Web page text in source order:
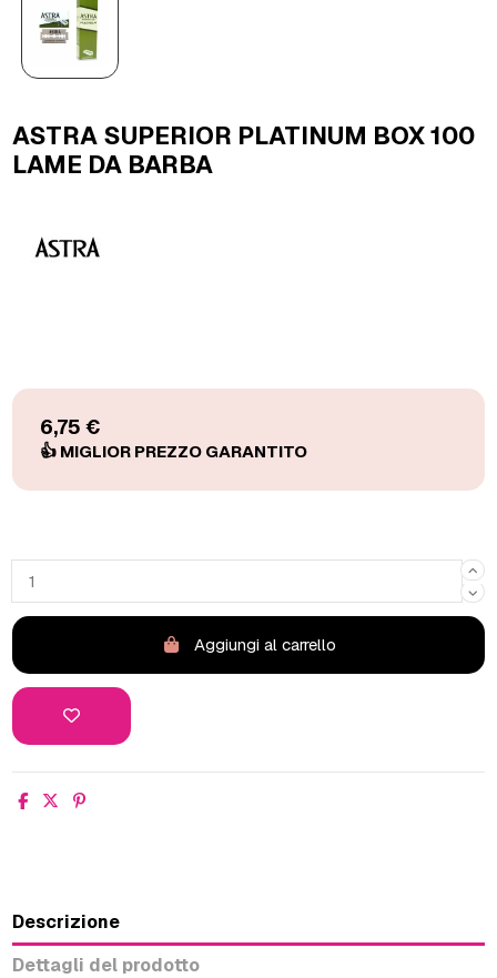
ASTRA SUPERIOR PLATINUM BOX 100
LAME DA BARBA
6,75 €
Aggiungi al carrello
Descrizione
Dettagli del prodotto